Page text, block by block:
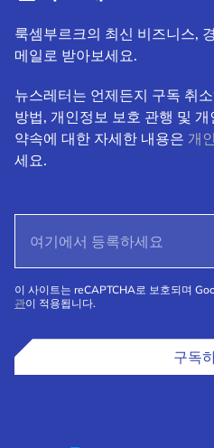
룩셈부르크의 최신 비즈니스,
메일로 받아보세요.
뉴스레터는 언제든지 구독 취
방법, 개인정보 보호 관행 및
약속에 대한 자세한 내용은 개
세요.
이 사이트는 reCAPTCHA로 보호되며
관이 적용됩니다.
구독